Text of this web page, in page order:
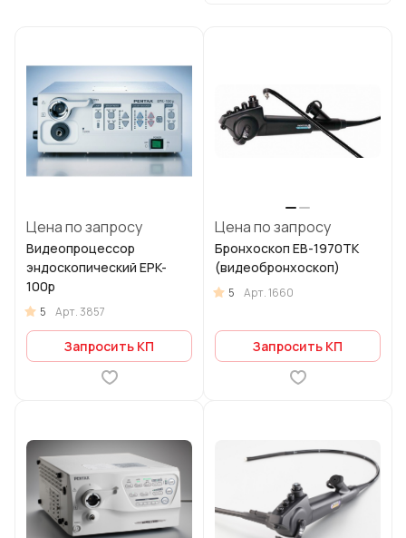
Цена по запросу
Видеопроцессор
эндоскопический EPK-
100р
5 Арт.3857
Запросить КП
Цена по запросу
Бронхоскоп EB-1970TK
(видеобронхоскоп)
5 Арт.1660
Запросить КП